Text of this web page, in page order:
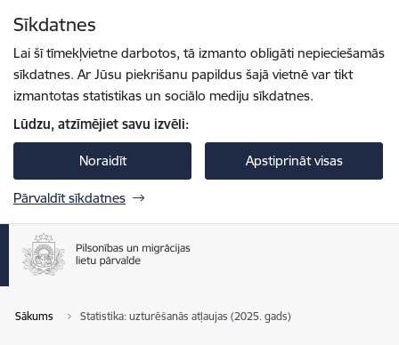
Sīkdatnes
Lai šī tīmekļvietne darbotos, tā izmanto obligāti nepieciešamās
sīkdatnes. Ar Jūsu piekrišanu papildus šajā vietnē var tikt
izmantotas statistikas un sociālo mediju sīkdatnes.
Lūdzu, atzīmējiet savu izvēli:
Noraidīt Apstiprināt visas
Pārvaldīt sīkdatnes
Sākums Statistika: uzturēšanās atļaujas (2025. gads)